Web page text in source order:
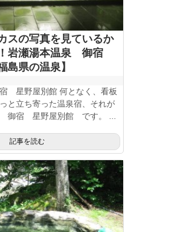
スの写真を見ているか
岩瀬湯本温泉 御宿
島県の温泉】
星野屋別館 何となく、看板
と立ち寄った温泉宿、それが
御宿 星野屋別館 です。 ...
記事を読む